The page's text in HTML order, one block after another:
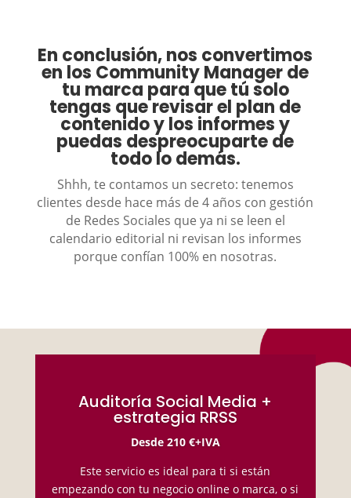
En conclusión, nos convertimos
en los Community Manager de
tu marca para que tú solo
tengas que revisar el plan de
contenido y los informes y
puedas despreocuparte de
todo lo demás.
Shhh, te contamos un secreto: tenemos
clientes desde hace más de 4 años con gestión
de Redes Sociales que ya ni se leen el
calendario editorial ni revisan los informes
porque confían 100% en nosotras.
Auditoría Social Media +
estrategia RRSS
Desde 210 €+IVA
Este servicio es ideal para ti si están
empezando con tu negocio online o marca, o si